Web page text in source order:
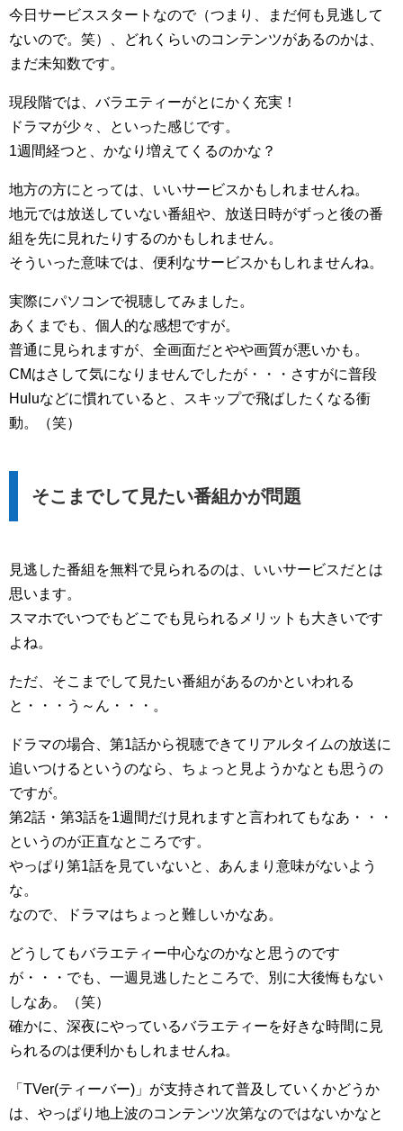
今日サービススタートなので（つまり、まだ何も見逃して
ないので。笑）、どれくらいのコンテンツがあるのかは、
まだ未知数です。
現段階では、バラエティーがとにかく充実！
ドラマが少々、といった感じです。
1週間経つと、かなり増えてくるのかな？
地方の方にとっては、いいサービスかもしれませんね。
地元では放送していない番組や、放送日時がずっと後の番
組を先に見れたりするのかもしれません。
そういった意味では、便利なサービスかもしれませんね。
実際にパソコンで視聴してみました。
あくまでも、個人的な感想ですが。
普通に見られますが、全画面だとやや画質が悪いかも。
CMはさして気になりませんでしたが・・・さすがに普段
Huluなどに慣れていると、スキップで飛ばしたくなる衝
動。（笑）
そこまでして見たい番組かが問題
見逃した番組を無料で見られるのは、いいサービスだとは
思います。
スマホでいつでもどこでも見られるメリットも大きいです
よね。
ただ、そこまでして見たい番組があるのかといわれる
と・・・う～ん・・・。
ドラマの場合、第1話から視聴できてリアルタイムの放送に
追いつけるというのなら、ちょっと見ようかなとも思うの
ですが。
第2話・第3話を1週間だけ見れますと言われてもなあ・・・
というのが正直なところです。
やっぱり第1話を見ていないと、あんまり意味がないよう
な。
なので、ドラマはちょっと難しいかなあ。
どうしてもバラエティー中心なのかなと思うのです
が・・・でも、一週見逃したところで、別に大後悔もない
しなあ。（笑）
確かに、深夜にやっているバラエティーを好きな時間に見
られるのは便利かもしれませんね。
「TVer(ティーバー)」が支持されて普及していくかどうか
は、やっぱり地上波のコンテンツ次第なのではないかなと